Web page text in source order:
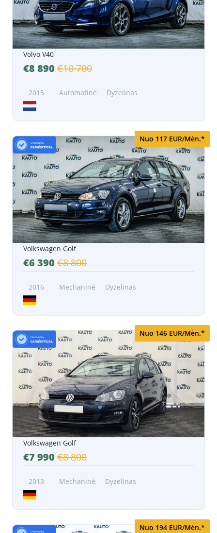
Volvo V40
€8 890 €10 700
2015 Automatinė Dyzelinas
Nuo 117 EUR/Mėn.*
Volkswagen Golf
€6 390 €8 800
2016 Mechaninė Dyzelinas
Nuo 146 EUR/Mėn.*
Volkswagen Golf
€7 990 €8 800
2013 Mechaninė Dyzelinas
Nuo 194 EUR/Mėn.*